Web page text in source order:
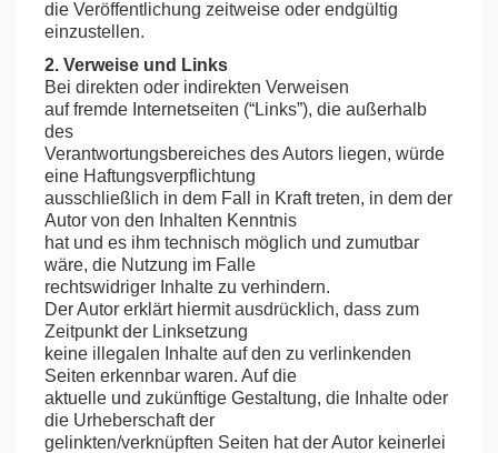
die Veröffentlichung zeitweise oder endgültig
einzustellen.
2. Verweise und Links
Bei direkten oder indirekten Verweisen
auf fremde Internetseiten (“Links”), die außerhalb
des
Verantwortungsbereiches des Autors liegen, würde
eine Haftungsverpflichtung
ausschließlich in dem Fall in Kraft treten, in dem der
Autor von den Inhalten Kenntnis
hat und es ihm technisch möglich und zumutbar
wäre, die Nutzung im Falle
rechtswidriger Inhalte zu verhindern.
Der Autor erklärt hiermit ausdrücklich, dass zum
Zeitpunkt der Linksetzung
keine illegalen Inhalte auf den zu verlinkenden
Seiten erkennbar waren. Auf die
aktuelle und zukünftige Gestaltung, die Inhalte oder
die Urheberschaft der
gelinkten/verknüpften Seiten hat der Autor keinerlei